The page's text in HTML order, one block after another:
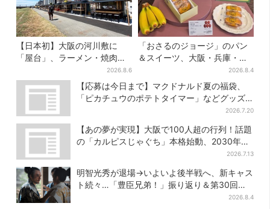
【日本初】大阪の河川敷に
「屋台」、ラーメン・焼肉・
しゃぶしゃぶ・カフェまで…
22店舗がオープン
2026.8.6
「おさるのジョージ」のパン
＆スイーツ、大阪・兵庫・京
都限定で【きょうから】発売
スタート
2026.8.4
【応募は今日まで】マクドナルド夏の福袋、
「ピカチュウのポテトタイマー」などグッズ3
2026.7.20
【あの夢が実現】大阪で100人超の行列！話題
の「カルピスじゃぐち」本格始動、2030年ま
2026.7.13
明智光秀が退場→いよいよ後半戦へ、新キャス
ト続々…「豊臣兄弟！」振り返り＆第30回あ
2026.8.4